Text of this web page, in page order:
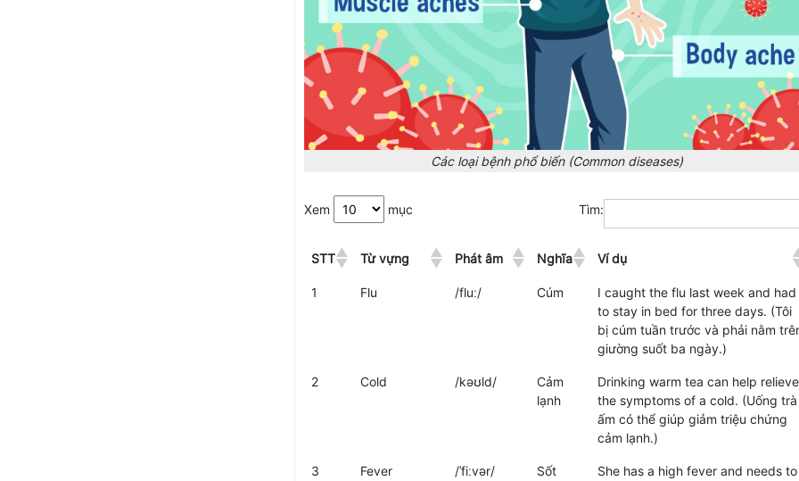
Các loại bệnh phổ biến (Common diseases)
Xem mục Tìm:
STT Từ vựng Phát âm Nghĩa Ví dụ
1 Flu /fluː/ Cúm
I caught the flu last week and had
to stay in bed for three days. (Tôi
bị cúm tuần trước và phải nằm
giường suốt ba ngày.)
2 Cold /kəʊld/
Cảm
lạnh
Drinking warm tea can help relieve
the symptoms of a cold. (Uống trà
ấm có thể giúp giảm triệu chứng
cảm lạnh.)
3 Fever /ˈfiːvər/ Sốt
She has a high fever and needs to